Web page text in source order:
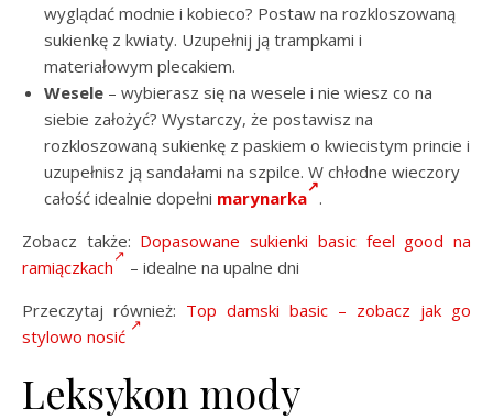
wyglądać modnie i kobieco? Postaw na rozkloszowaną
sukienkę z kwiaty. Uzupełnij ją trampkami i
materiałowym plecakiem.
Wesele – wybierasz się na wesele i nie wiesz co na
siebie założyć? Wystarczy, że postawisz na
rozkloszowaną sukienkę z paskiem o kwiecistym princie i
uzupełnisz ją sandałami na szpilce. W chłodne wieczory
całość idealnie dopełni marynarka .
Zobacz także: Dopasowane sukienki basic feel good na
ramiączkach
– idealne na upalne dni
Przeczytaj również: Top damski basic – zobacz jak go
stylowo nosić
Leksykon mody